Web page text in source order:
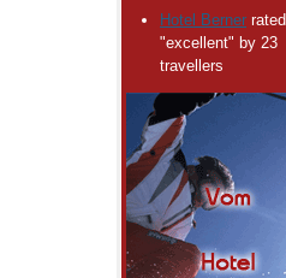
Hotel Berner rated
"excellent" by 23
travellers